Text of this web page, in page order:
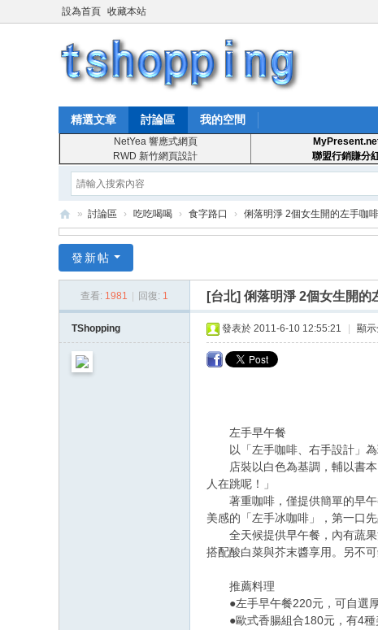
設為首頁 收藏本站
精選文章 討論區 我的空間
NetYea 響應式網頁
RWD 新竹網頁設計
聯盟行銷賺分
T
ho
pp
» 討論區 › 吃吃喝喝 › 食字路口 › 俐落明淨 2個女生開的左手咖啡
發新帖
查看: 1981 回復: 1 [台北] 俐落明淨 2個女生開的
TShopping 發表於 2011-6-10 12:55:21 顯
左手早午餐
以「左手咖啡、右手設計」為
店裝以白色為基調，輔以書本
人在跳呢！」
著重咖啡，僅提供簡單的早午
美感的「左手冰咖啡」，第一口
全天候提供早午餐，內有蔬果
搭配酸白菜與芥末醬享用。另不
推薦料理
●左手早午餐220元，可自選厚
●歐式香腸組合180元，有4種